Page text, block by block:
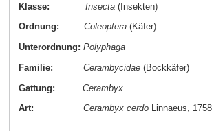
Klasse:
Insecta(Insekten)
Ordnung: Coleoptera (Käfer)
Unterordnung: Polyphaga
Familie:
Cerambycidae(Bockkäfer)
Gattung: Cerambyx
Art:
Cerambyx cerdoLinnaeus, 1758